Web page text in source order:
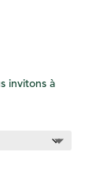
invitons à